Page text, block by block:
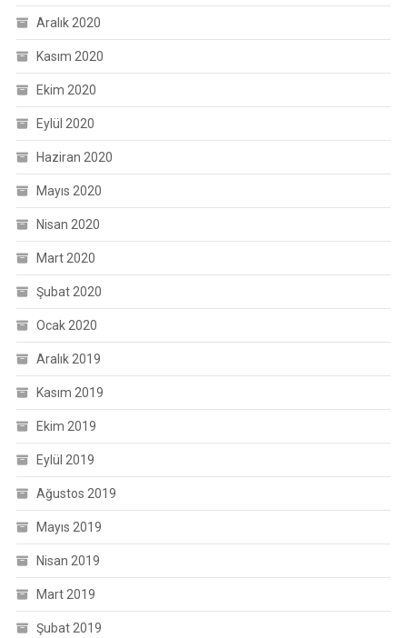
Aralık 2020
Kasım 2020
Ekim 2020
Eylül 2020
Haziran 2020
Mayıs 2020
Nisan 2020
Mart 2020
Şubat 2020
Ocak 2020
Aralık 2019
Kasım 2019
Ekim 2019
Eylül 2019
Ağustos 2019
Mayıs 2019
Nisan 2019
Mart 2019
Şubat 2019